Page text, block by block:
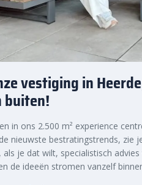
vestiging in
buiten!
in ons 2.500 m² experience
nieuwste bestratingstrends, zie
je dat wilt, specialistisch
de ideeën stromen vanzelf